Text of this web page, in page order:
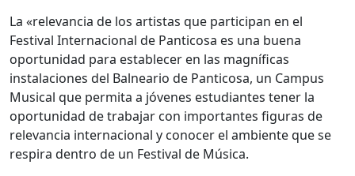
La «relevancia de los artistas que participan en el
Festival Internacional de Panticosa es una buena
oportunidad para establecer en las magníficas
instalaciones del Balneario de Panticosa, un Campus
Musical que permita a jóvenes estudiantes tener la
oportunidad de trabajar con importantes figuras de
relevancia internacional y conocer el ambiente que se
respira dentro de un Festival de Música.